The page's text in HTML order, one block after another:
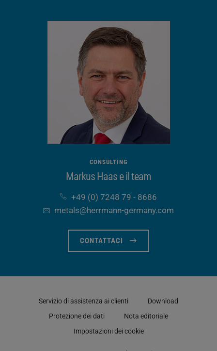
CONSULTING
Markus Haas e il team
+49 (0) 7248 79 - 8686
metals​@herrmann-germany​.com
CONTATTACI
Servizio di assistenza ai clienti
Download
Protezione dei dati
Nota editoriale
Impostazioni dei cookie